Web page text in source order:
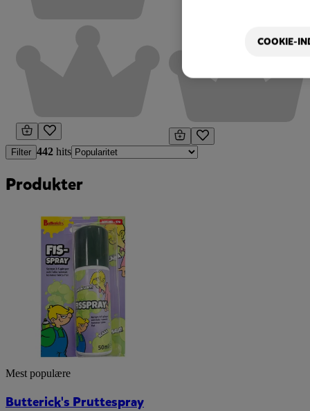
Filter 442 hits
Produkter
Mest populære
Butterick's Pruttespray
COOKIE-